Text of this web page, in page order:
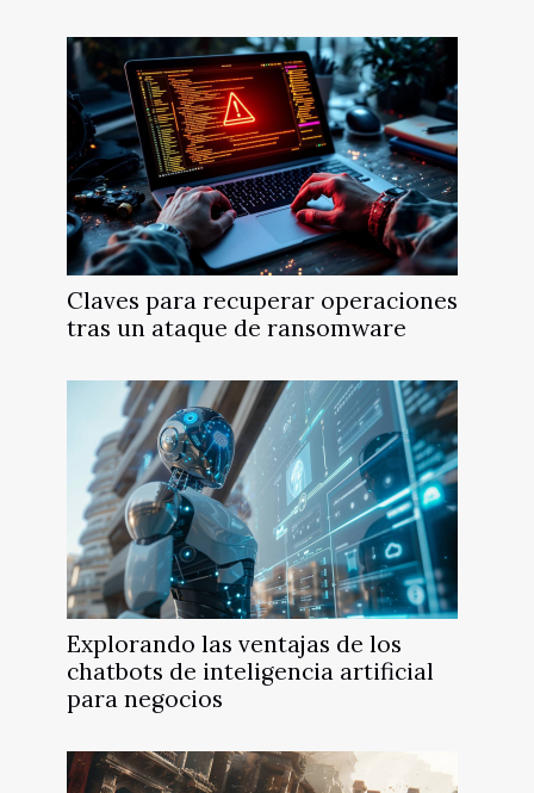
Claves para recuperar operaciones
tras un ataque de ransomware
Explorando las ventajas de los
chatbots de inteligencia artificial
para negocios